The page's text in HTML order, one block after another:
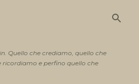
Quello che crediamo, quello che
ricordiamo e perfino quello che